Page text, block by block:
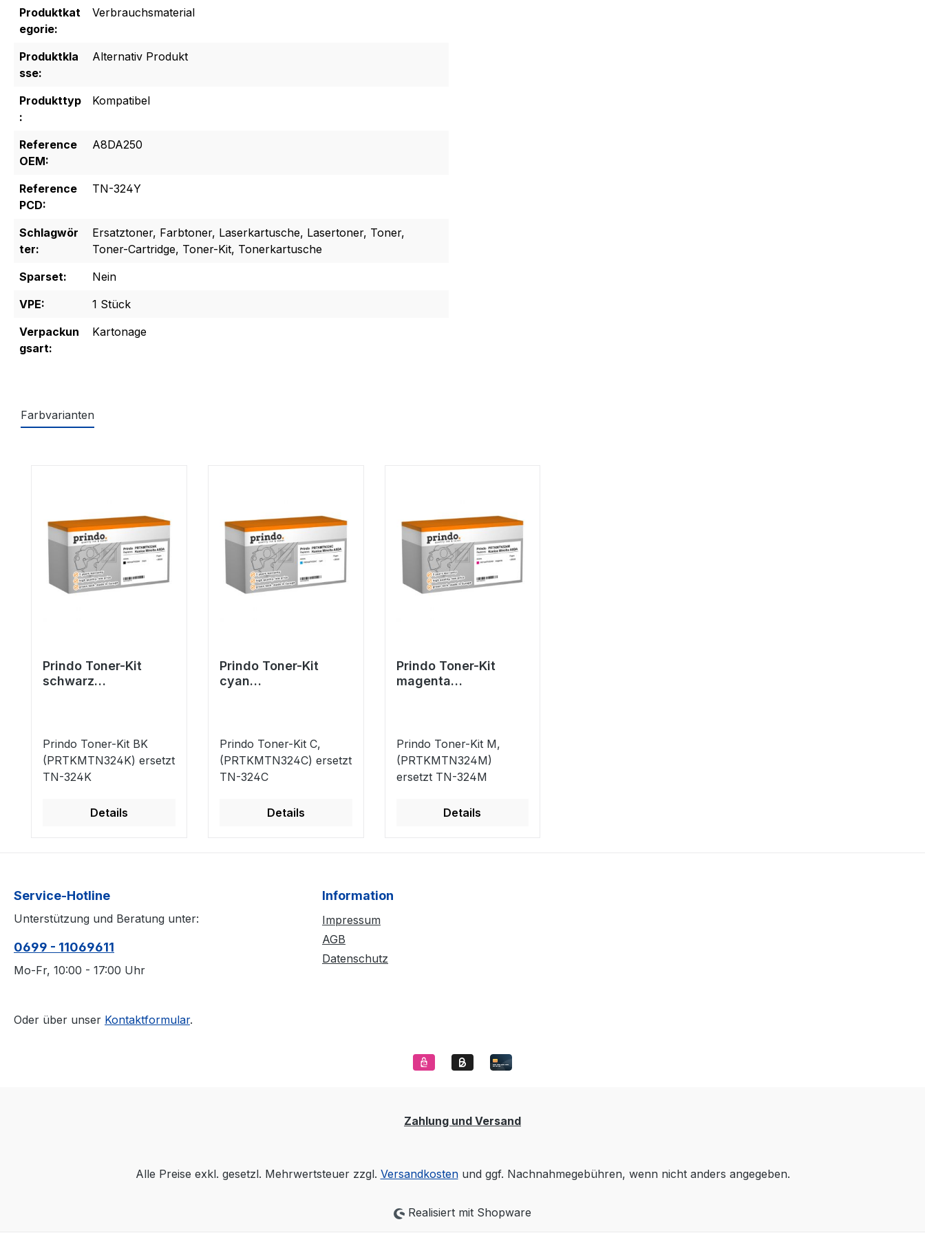
Produktkat
egorie:
Verbrauchsmaterial
Produktkla
sse:
Alternativ Produkt
Produkttyp
:
Kompatibel
Reference
OEM:
A8DA250
Reference
PCD:
TN-324Y
Schlagwör
ter:
Ersatztoner, Farbtoner, Laserkartusche, Lasertoner, Toner,
Toner-Cartridge, Toner-Kit, Tonerkartusche
Sparset:
Nein
VPE:
1 Stück
Verpackun
gsart:
Kartonage
Farbvarianten
Prindo Toner-Kit
schwarz
Prindo Toner-Kit BK
(PRTKMTN324K) ersetzt
TN-324K
Details
Prindo Toner-Kit
cyan
Prindo Toner-Kit C,
(PRTKMTN324C) ersetzt
TN-324C
Details
Prindo Toner-Kit
magenta
Prindo Toner-Kit M,
(PRTKMTN324M)
ersetzt TN-324M
Details
Service-Hotline
Unterstützung und Beratung unter:
0699 - 11069611
Mo-Fr, 10:00 - 17:00 Uhr
Oder über unser Kontaktformular.
Information
Impressum
AGB
Datenschutz
Zahlung und Versand
Alle Preise exkl. gesetzl. Mehrwertsteuer zzgl. Versandkostenund ggf. Nachnahmegebühren, wenn nicht anders angegeben.
Realisiert mit Shopware